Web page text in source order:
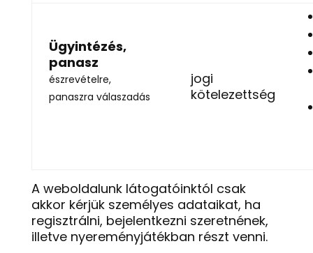
Ügyintézés,
panasz
észrevételre,
panaszra válaszadás
jogi
kötelezettség
A weboldalunk látogatóinktól csak
akkor kérjük személyes adataikat, ha
regisztrálni, bejelentkezni szeretnének,
illetve nyereményjátékban részt venni.